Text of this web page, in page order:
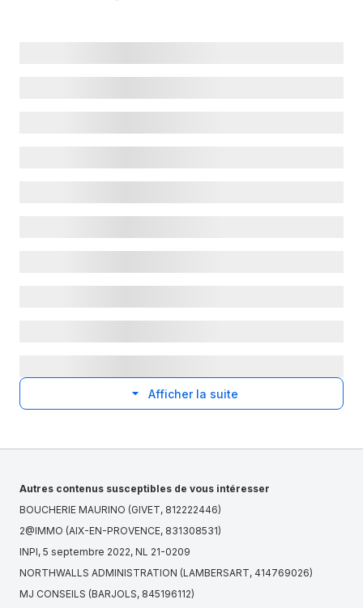
Afficher la suite
Autres contenus susceptibles de vous intéresser
BOUCHERIE MAURINO (GIVET, 812222446)
2@IMMO (AIX-EN-PROVENCE, 831308531)
INPI, 5 septembre 2022, NL 21-0209
NORTHWALLS ADMINISTRATION (LAMBERSART, 414769026)
MJ CONSEILS (BARJOLS, 845196112)